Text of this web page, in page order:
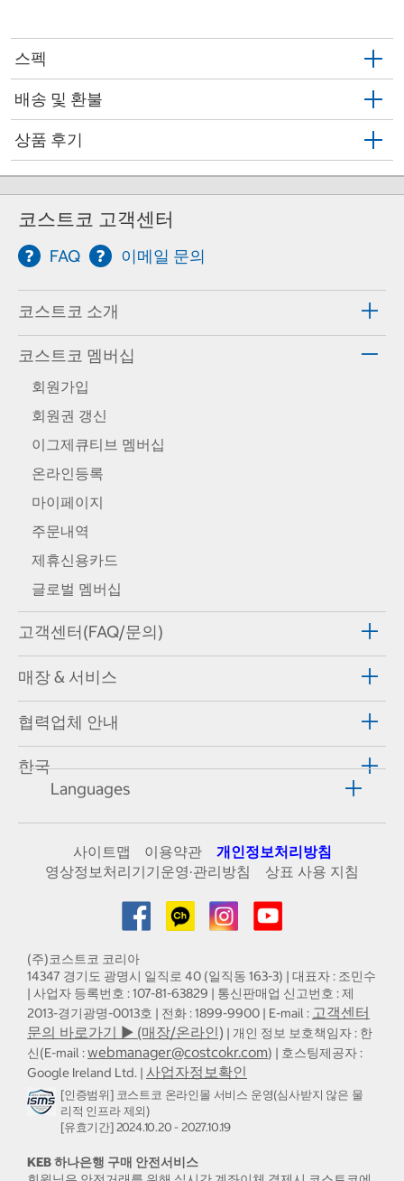
스펙
배송 및 환불
상품 후기
코스트코 고객센터
FAQ 이메일 문의
코스트코 소개
코스트코 멤버십
회원가입
회원권 갱신
이그제큐티브 멤버십
온라인등록
마이페이지
주문내역
제휴신용카드
글로벌 멤버십
고객센터(FAQ/문의)
매장 & 서비스
협력업체 안내
한국
Languages
사이트맵 이용약관
개인정보처리방침
영상정보처리기기운영·관리방침
상표 사용 지침
(주)코스트코 코리아
14347 경기도 광명시 일직로 40 (일직동 163-3) | 대표자 : 조민수
| 사업자 등록번호 : 107-81-63829 | 통신판매업 신고번호 : 제
2013-경기광명-0013호 | 전화 : 1899-9900 | E-mail : 고객센터
문의 바로가기 ▶ (매장/온라인) | 개인 정보 보호책임자 : 한
신(E-mail :webmanager@costcokr.com) | 호스팅제공자 :
Google Ireland Ltd. | 사업자정보확인
[인증범위] 코스트코 온라인몰 서비스 운영(심사받지 않은 물
리적 인프라 제외)
[유효기간] 2024.10.20 - 2027.10.19
KEB 하나은행 구매 안전서비스